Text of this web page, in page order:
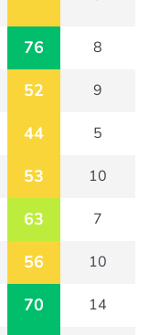
76 8
52 9
44 5
53 10
63 7
56 10
70 14